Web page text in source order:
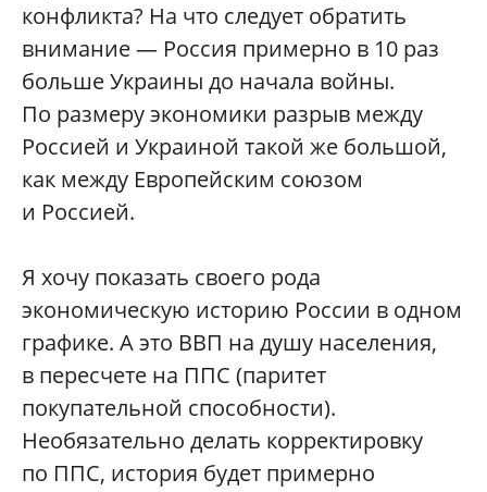
конфликта? На что следует обратить
внимание — Россия примерно в 10 раз
больше Украины до начала войны.
По размеру экономики разрыв между
Россией и Украиной такой же большой,
как между Европейским союзом
и Россией.
Я хочу показать своего рода
экономическую историю России в одном
графике. А это ВВП на душу населения,
в пересчете на ППС (паритет
покупательной способности).
Необязательно делать корректировку
по ППС, история будет примерно